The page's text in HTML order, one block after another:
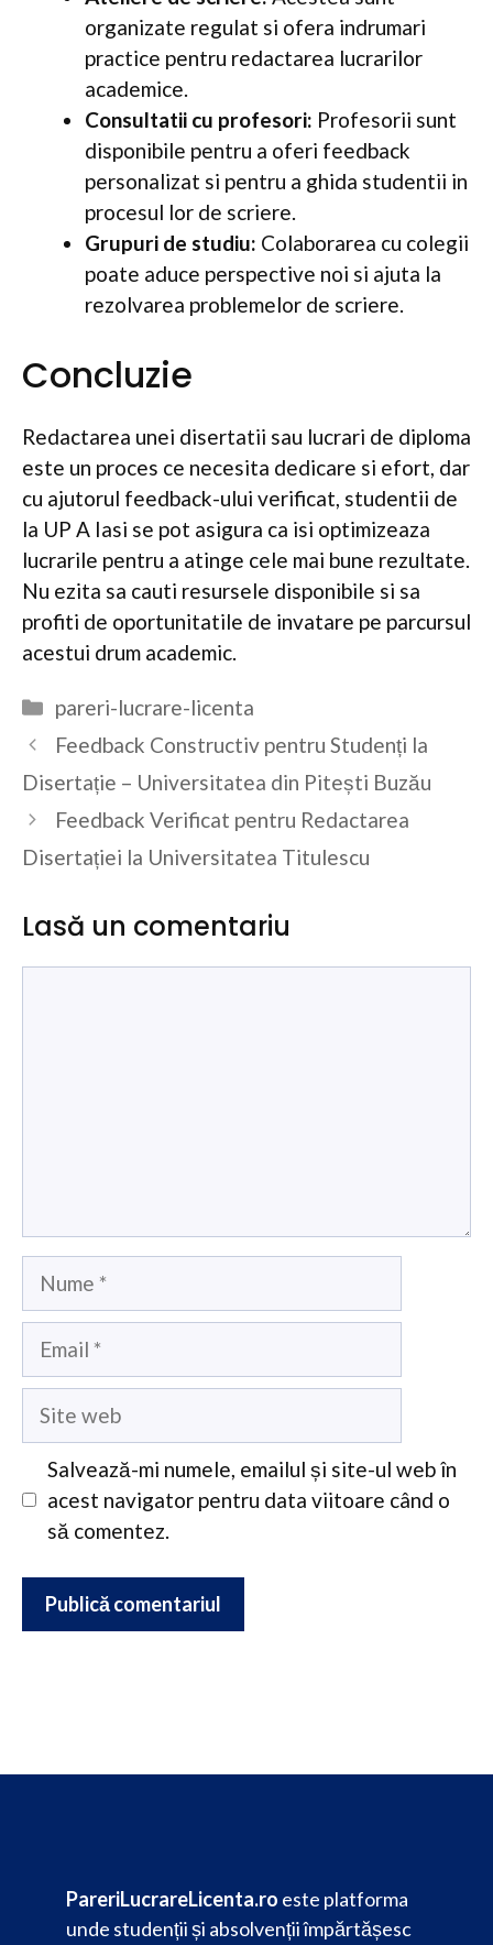
organizate regulat si ofera indrumari
practice pentru redactarea lucrarilor
academice.
Consultatii cu profesori: Profesorii sunt
disponibile pentru a oferi feedback
personalizat si pentru a ghida studentii in
procesul lor de scriere.
Grupuri de studiu: Colaborarea cu colegii
poate aduce perspective noi si ajuta la
rezolvarea problemelor de scriere.
Concluzie
Redactarea unei disertatii sau lucrari de diploma
este un proces ce necesita dedicare si efort, dar
cu ajutorul feedback-ului verificat, studentii de
la UP A Iasi se pot asigura ca isi optimizeaza
lucrarile pentru a atinge cele mai bune rezultate.
Nu ezita sa cauti resursele disponibile si sa
profiti de oportunitatile de invatare pe parcursul
acestui drum academic.
Categorii
pareri-lucrare-licenta
Feedback Constructiv pentru Studenți la
Disertație – Universitatea din Pitești Buzău
Feedback Verificat pentru Redactarea
Disertației la Universitatea Titulescu
Lasă un comentariu
web
Salvează-mi numele, emailul și site-ul web în
acest navigator pentru data viitoare când o
să comentez.
PareriLucrareLicenta.ro este platforma
unde studenții și absolvenții împărtășesc